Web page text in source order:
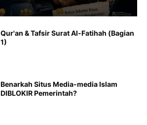
Qur'an & Tafsir Surat Al-Fatihah (Bagian
1)
Benarkah Situs Media-media Islam
DIBLOKIR Pemerintah?